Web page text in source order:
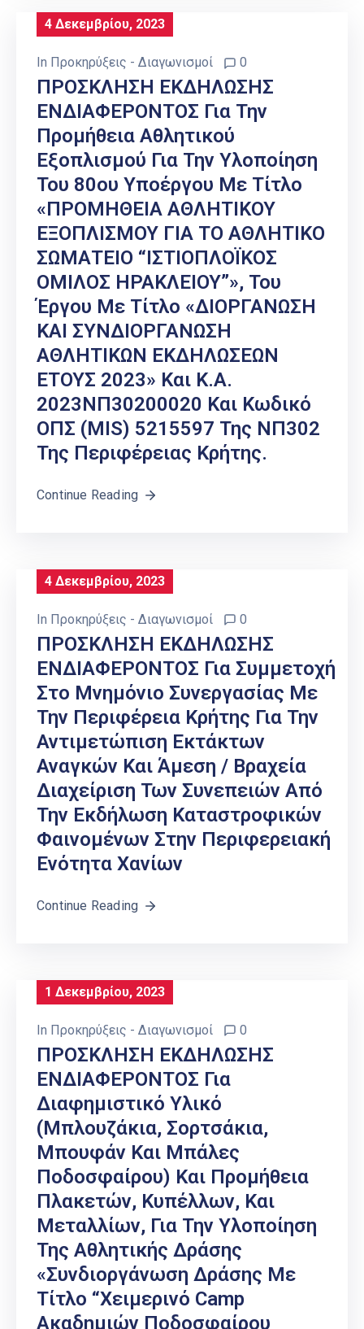
4 Δεκεμβρίου, 2023
In Προκηρύξεις - Διαγωνισμοί 0
ΠΡΟΣΚΛΗΣΗ ΕΚΔΗΛΩΣΗΣ
ΕΝΔΙΑΦΕΡΟΝΤΟΣ Για Την
Προμήθεια Αθλητικού
Εξοπλισμού Για Την Υλοποίηση
Του 80ου Υποέργου Με Τίτλο
«ΠΡΟΜΗΘΕΙΑ ΑΘΛΗΤΙΚΟΥ
ΕΞΟΠΛΙΣΜΟΥ ΓΙΑ ΤΟ ΑΘΛΗΤΙΚΟ
ΣΩΜΑΤΕΙΟ “ΙΣΤΙΟΠΛΟΪΚΟΣ
ΟΜΙΛΟΣ ΗΡΑΚΛΕΙΟΥ”», Του
Έργου Με Τίτλο «ΔΙΟΡΓΑΝΩΣΗ
ΚΑΙ ΣΥΝΔΙΟΡΓΑΝΩΣΗ
ΑΘΛΗΤΙΚΩΝ ΕΚΔΗΛΩΣΕΩΝ
ΕΤΟΥΣ 2023» Και Κ.Α.
2023ΝΠ30200020 Και Κωδικό
ΟΠΣ (MIS) 5215597 Της ΝΠ302
Της Περιφέρειας Κρήτης.
Continue Reading
4 Δεκεμβρίου, 2023
In Προκηρύξεις - Διαγωνισμοί 0
ΠΡΟΣΚΛΗΣΗ ΕΚΔΗΛΩΣΗΣ
ΕΝΔΙΑΦΕΡΟΝΤΟΣ Για Συμμετοχή
Στο Μνημόνιο Συνεργασίας Με
Την Περιφέρεια Κρήτης Για Την
Αντιμετώπιση Εκτάκτων
Αναγκών Και Άμεση / Βραχεία
Διαχείριση Των Συνεπειών Από
Την Εκδήλωση Καταστροφικών
Φαινομένων Στην Περιφερειακή
Ενότητα Χανίων
Continue Reading
1 Δεκεμβρίου, 2023
In Προκηρύξεις - Διαγωνισμοί 0
ΠΡΟΣΚΛΗΣΗ ΕΚΔΗΛΩΣΗΣ
ΕΝΔΙΑΦΕΡΟΝΤΟΣ Για
Διαφημιστικό Υλικό
(μπλουζάκια, Σορτσάκια,
Μπουφάν Και Μπάλες
Ποδοσφαίρου) Και Προμήθεια
Πλακετών, Κυπέλλων, Και
Μεταλλίων, Για Την Υλοποίηση
Της Αθλητικής Δράσης
«Συνδιοργάνωση Δράσης Με
Τίτλο “Χειμερινό Camp
Ακαδημιών Ποδοσφαίρου